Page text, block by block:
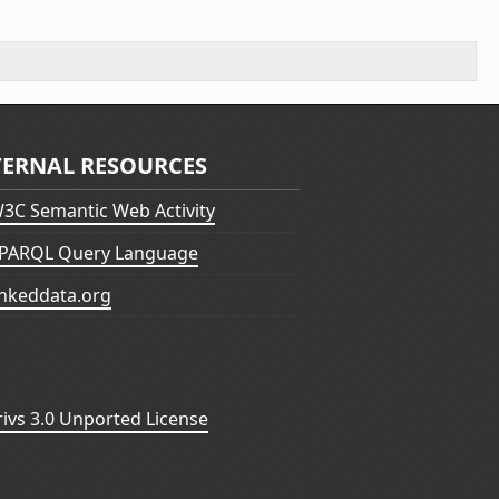
RESOURCES
Semantic Web Activity
Query Language
3.0 Unported License